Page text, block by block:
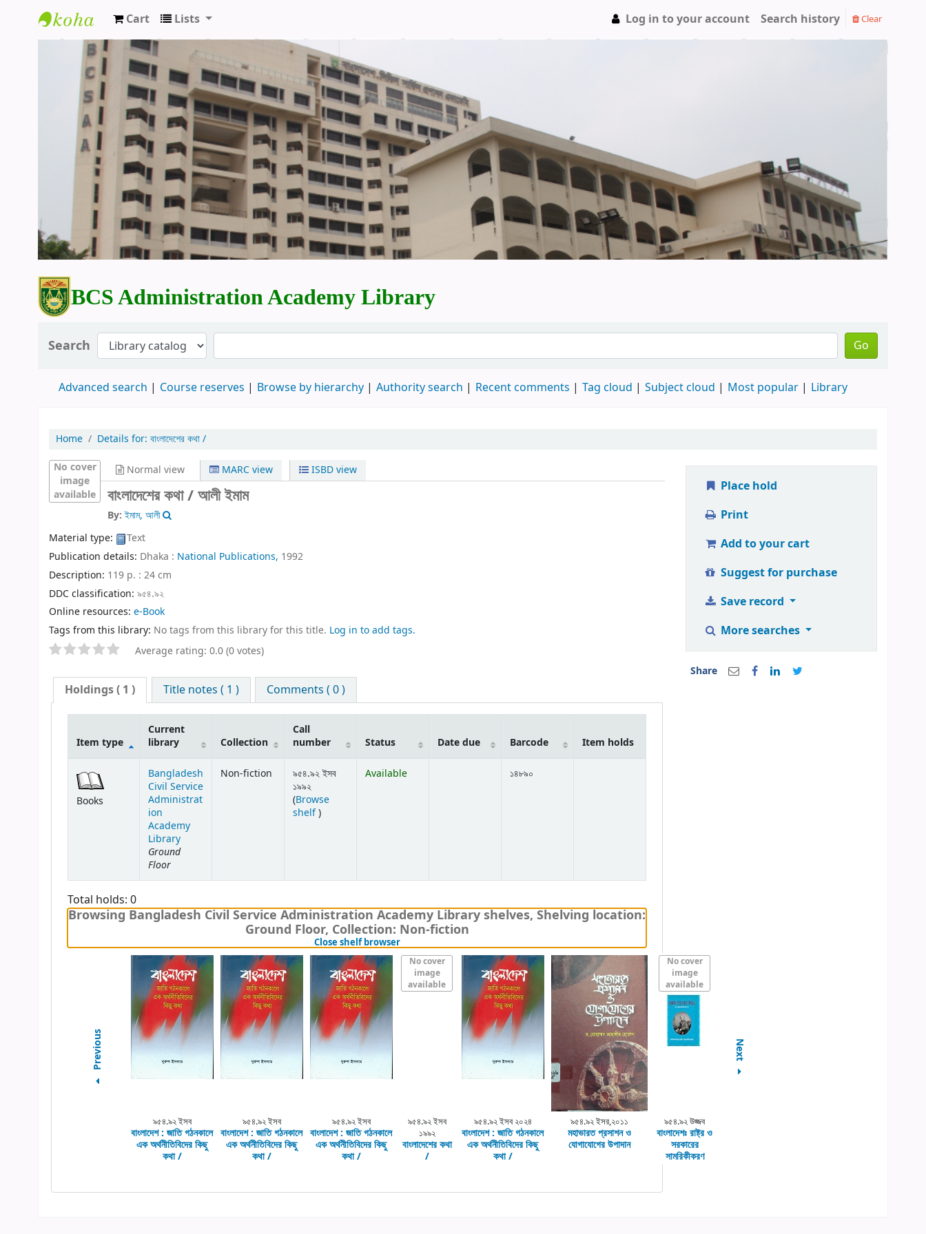
BCS Administration Academy Library
Cart Lists Log in to your account Search history Clear
BCS Administration Academy Library
Search Go
Advanced search Course reserves Browse by hierarchy Authority search Recent comments Tag cloud Subject cloud Most popular Library
Home Details for: বাংলাদেশের কথা /
No cover
image
available
Normal view MARC view ISBD view
বাংলাদেশের কথা /আলী ইমাম
By:ইমাম, আলী
Material type:
Text
Publication details: Dhaka : National Publications, 1992
Description: 119 p. : 24 cm
DDC classification: ৯৫৪.৯২
Online resources: e-Book
Tags from this library: No tags from this library for this title. Log in to add tags.
Average rating: 0.0 (0 votes)
Holdings( 1 ) Title notes ( 1 ) Comments ( 0 )
Item type
Current
library
Collection
Call
number
Status Date due Barcode Item holds
Books
Bangladesh
Civil Service
Administrat
ion
Academy
Library
Ground
Floor
Non-fiction
৯৫৪.৯২ ইসব
১৯৯২
(Browse
shelf(Opens below)
)
Available ১৪৮৯০
Total holds: 0
Browsing Bangladesh Civil Service Administration Academy Library shelves, Shelving location:
Ground Floor, Collection: Non-fiction
Close shelf browser(Hides shelf browser)
Previous
No cover
image
available
No cover
image
available
Next
৯৫৪.৯২ ইসব
বাংলাদেশ :জাতি গঠনকালে
এক অর্থনীতিবিদের কিছু
কথা /
৯৫৪.৯২ ইসব
বাংলাদেশ :জাতি গঠনকালে
এক অর্থনীতিবিদের কিছু
কথা /
৯৫৪.৯২ ইসব
বাংলাদেশ :জাতি গঠনকালে
এক অর্থনীতিবিদের কিছু
কথা /
৯৫৪.৯২ ইসব
১৯৯২
বাংলাদেশের কথা
/
৯৫৪.৯২ ইসব ২০২৪
বাংলাদেশ :জাতি গঠনকালে
এক অর্থনীতিবিদের কিছু
কথা /
৯৫৪.৯২ ইসর,২০১১
মহাভারত প্রসাশন ও
যোগাযোগের উপাদান
৯৫৪.৯২ উজ্জব
বাংলাদেশঃ রাষ্ট্র ও
সরকারের
সামরিকীকরণ
Place hold
Print
Add to your cart
Suggest for purchase
Save record
More searches
Share